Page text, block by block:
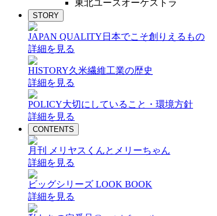
東北ユースオーケストラ
STORY
JAPAN QUALITY 日本でこそ創りえるもの
詳細を見る
HISTORY久米繊維工業の歴史
詳細を見る
POLICY大切にしていること・環境方針
詳細を見る
CONTENTS
月刊 メリヤスくんとメリーちゃん
詳細を見る
ビッグシリーズ LOOK BOOK
詳細を見る